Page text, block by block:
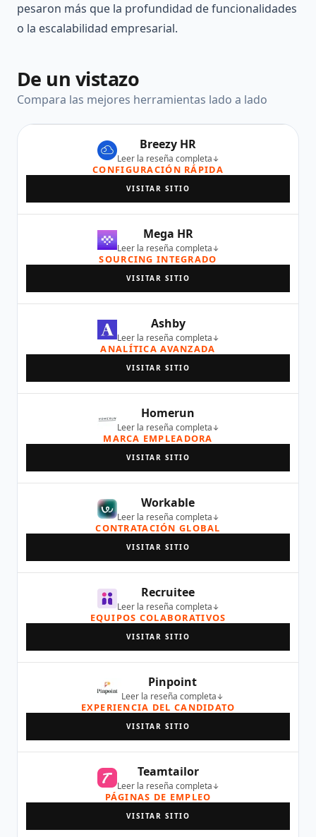
pesaron más que la profundidad de funcionalidades
o la escalabilidad empresarial.
De un vistazo
Compara las mejores herramientas lado a lado
Breezy HR
Leer la reseña completa
CONFIGURACIÓN RÁPIDA
VISITAR SITIO
Mega HR
Leer la reseña completa
SOURCING INTEGRADO
VISITAR SITIO
Ashby
Leer la reseña completa
ANALÍTICA AVANZADA
VISITAR SITIO
Homerun
Leer la reseña completa
MARCA EMPLEADORA
VISITAR SITIO
Workable
Leer la reseña completa
CONTRATACIÓN GLOBAL
VISITAR SITIO
Recruitee
Leer la reseña completa
EQUIPOS COLABORATIVOS
VISITAR SITIO
Pinpoint
Leer la reseña completa
EXPERIENCIA DEL CANDIDATO
VISITAR SITIO
Teamtailor
Leer la reseña completa
PÁGINAS DE EMPLEO
VISITAR SITIO